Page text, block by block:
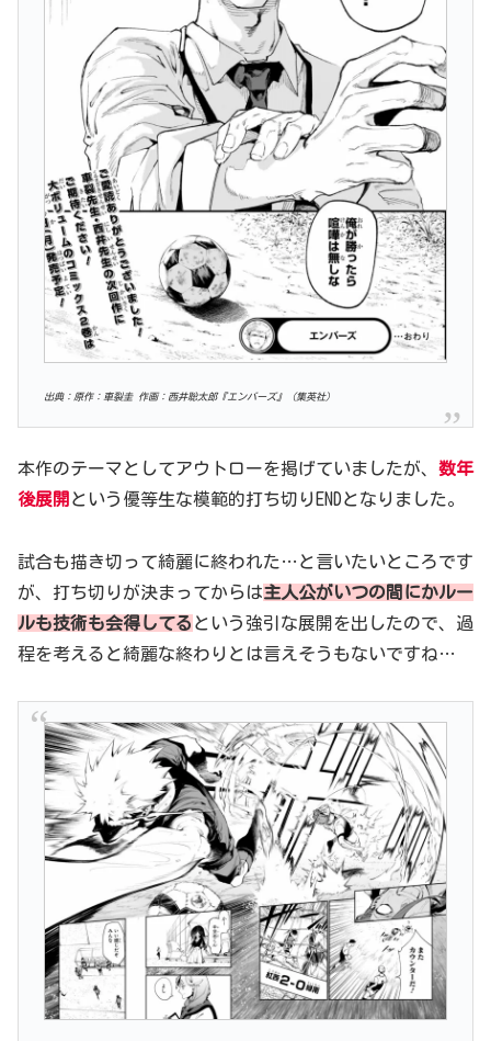
出典：原作：車裂圭 作画：西井聡太郎『エンバーズ』（集英社）
本作のテーマとしてアウトローを掲げていましたが、 数年
後展開 という優等生な模範的打ち切りENDとなりました。
試合も描き切って綺麗に終われた…と言いたいところです
が、打ち切りが決まってからは主人公がいつの間にかルー
ルも技術も会得してる という強引な展開を出したので、過
程を考えると綺麗な終わりとは言えそうもないですね…